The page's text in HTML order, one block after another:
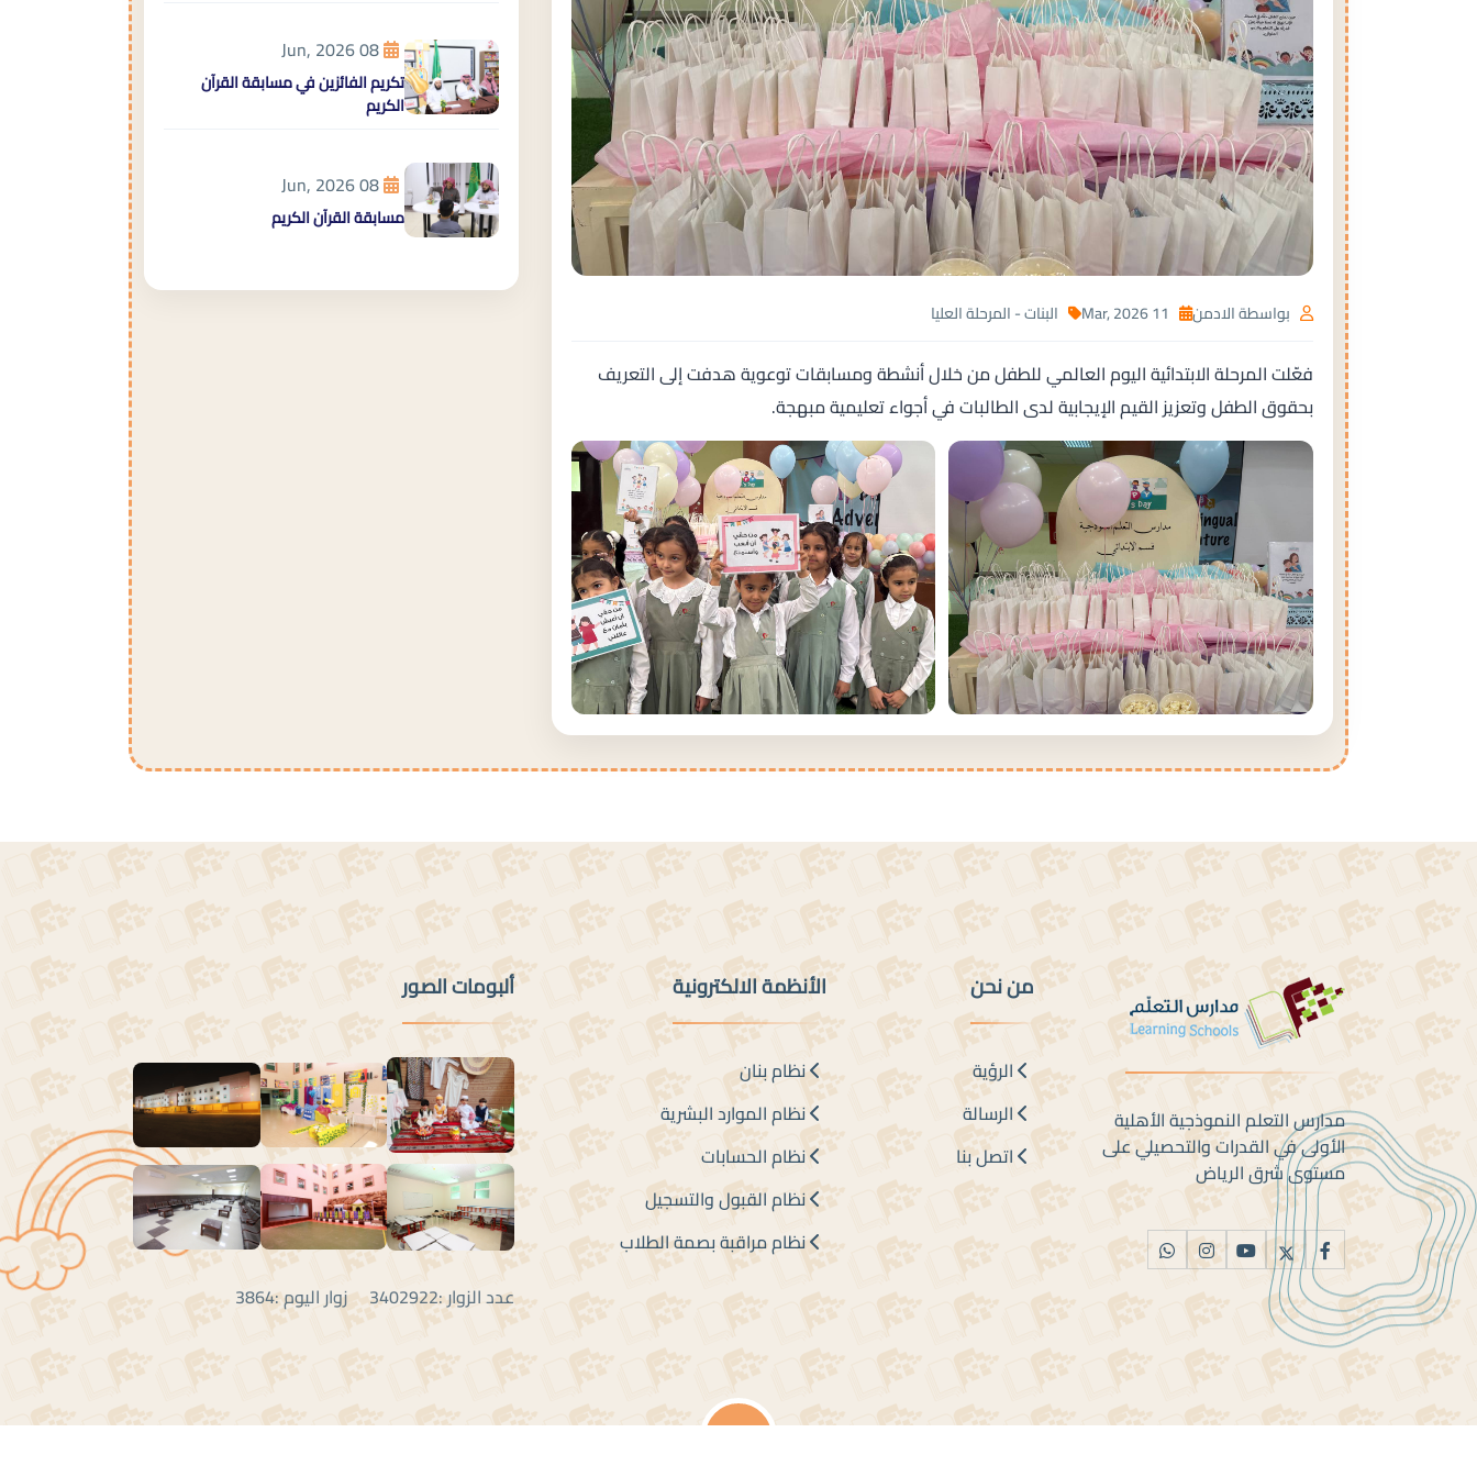
بواسطة الادمن البنات - المرحلة العليا
فعّلت المرحلة الابتدائية اليوم العالمي للطفل من خلال أنشطة ومسابقات توعوية هدفت إلى التعريف
بحقوق الطفل وتعزيز القيم الإيجابية لدى الطالبات في أجواء تعليمية مبهجة.
08 Jun, 2026
تكريم الفائزين في مسابقة القرآن
الكريم
08 Jun, 2026
مسابقة القرآن الكريم
مدارس التعلم النموذجية الأهلية
الأولى في القدرات والتحصيلي على
مستوى شرق الرياض
من نحن
الرؤية
الرسالة
اتصل بنا
الأنظمة الالكترونية
نظام بنان
نظام الموارد البشرية
نظام الحسابات
نظام القبول والتسجيل
نظام مراقبة بصمة الطلاب
ألبومات الصور
عدد الزوار :3402922 زوار اليوم :3864